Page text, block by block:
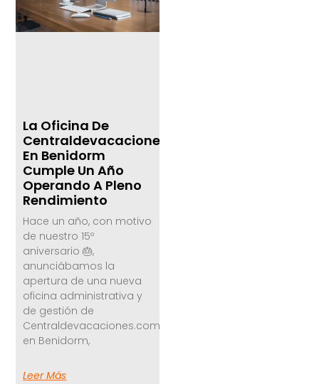
La Oficina De
Centraldevacaciones.com
En Benidorm
Cumple Un Año
Operando A Pleno
Rendimiento
Hace un año, con motivo
de nuestro 15º
aniversario 🎂,
anunciábamos la
apertura de una nueva
oficina administrativa y
de gestión de
Centraldevacaciones.com
en Benidorm,
Leer Más